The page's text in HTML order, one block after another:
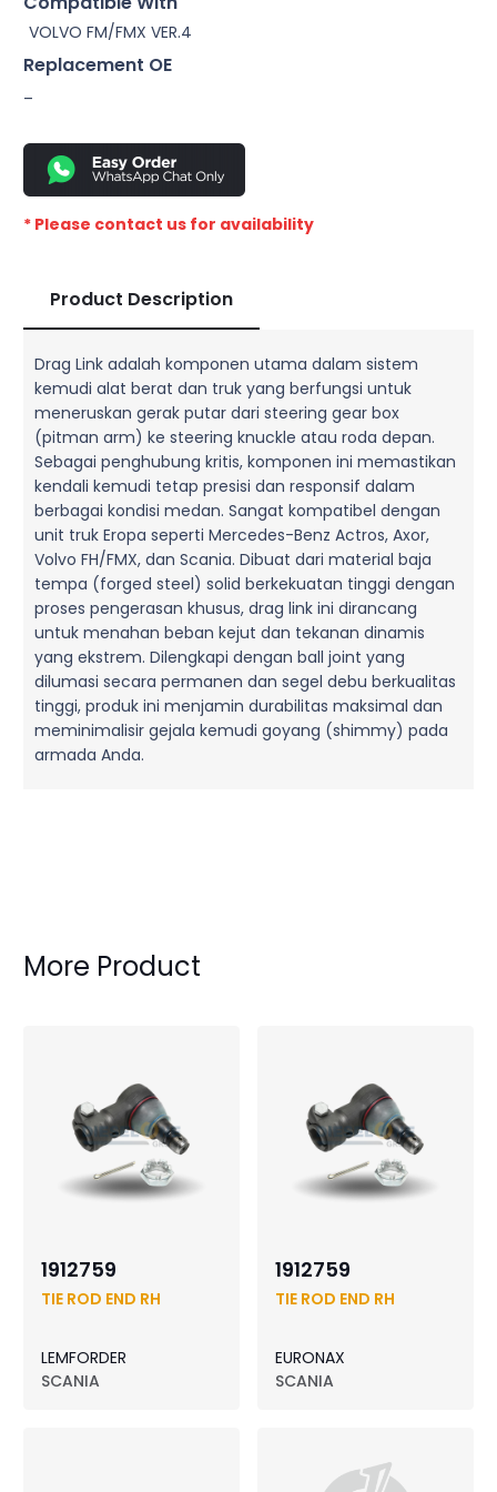
VOLVO FM/FMX VER.4
Replacement OE
–
* Please contact us for availability
Product Description
Drag Link adalah komponen utama dalam sistem
kemudi alat berat dan truk yang berfungsi untuk
meneruskan gerak putar dari steering gear box
(pitman arm) ke steering knuckle atau roda depan.
Sebagai penghubung kritis, komponen ini memastikan
kendali kemudi tetap presisi dan responsif dalam
berbagai kondisi medan. Sangat kompatibel dengan
unit truk Eropa seperti Mercedes-Benz Actros, Axor,
Volvo FH/FMX, dan Scania. Dibuat dari material baja
tempa (forged steel) solid berkekuatan tinggi dengan
proses pengerasan khusus, drag link ini dirancang
untuk menahan beban kejut dan tekanan dinamis
yang ekstrem. Dilengkapi dengan ball joint yang
dilumasi secara permanen dan segel debu berkualitas
tinggi, produk ini menjamin durabilitas maksimal dan
meminimalisir gejala kemudi goyang (shimmy) pada
armada Anda.
More Product
1912759
TIE ROD END RH
LEMFORDER
SCANIA
1912759
TIE ROD END RH
EURONAX
SCANIA